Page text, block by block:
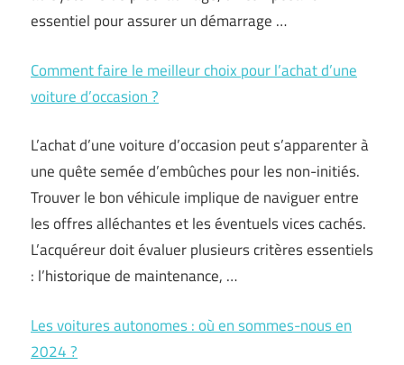
essentiel pour assurer un démarrage …
Comment faire le meilleur choix pour l’achat d’une
voiture d’occasion ?
L’achat d’une voiture d’occasion peut s’apparenter à
une quête semée d’embûches pour les non-initiés.
Trouver le bon véhicule implique de naviguer entre
les offres alléchantes et les éventuels vices cachés.
L’acquéreur doit évaluer plusieurs critères essentiels
: l’historique de maintenance, …
Les voitures autonomes : où en sommes-nous en
2024 ?